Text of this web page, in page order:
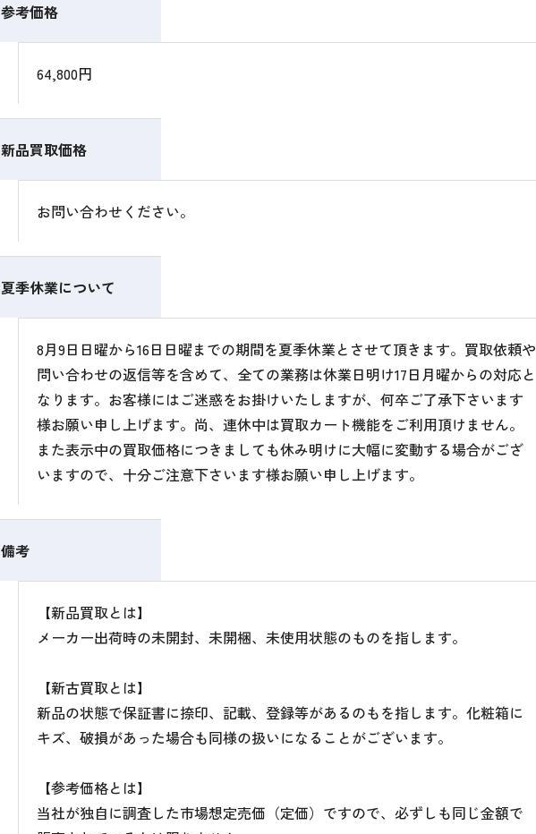
参考価格
64,800円
新品買取価格
お問い合わせください。
夏季休業について
8月9日日曜から16日日曜までの期間を夏季休業とさせて頂きます。買取依頼や
問い合わせの返信等を含めて、全ての業務は休業日明け17日月曜からの対応と
なります。お客様にはご迷惑をお掛けいたしますが、何卒ご了承下さいます
様お願い申し上げます。尚、連休中は買取カート機能をご利用頂けません。
また表示中の買取価格につきましても休み明けに大幅に変動する場合がござ
いますので、十分ご注意下さいます様お願い申し上げます。
備考
【新品買取とは】
メーカー出荷時の未開封、未開梱、未使用状態のものを指します。
【新古買取とは】
新品の状態で保証書に捺印、記載、登録等があるのもを指します。化粧箱に
キズ、破損があった場合も同様の扱いになることがございます。
【参考価格とは】
当社が独自に調査した市場想定売価（定価）ですので、必ずしも同じ金額で